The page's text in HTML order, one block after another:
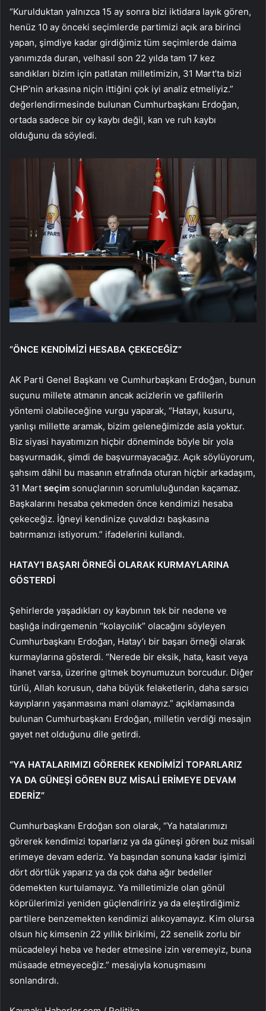
“Kurulduktan yalnızca 15 ay sonra bizi iktidara layık gören,
henüz 10 ay önceki seçimlerde partimizi açık ara birinci
yapan, şimdiye kadar girdiğimiz tüm seçimlerde daima
yanımızda duran, velhasıl son 22 yılda tam 17 kez
sandıkları bizim için patlatan milletimizin, 31 Mart’ta bizi
CHP’nin arkasına niçin ittiğini çok iyi analiz etmeliyiz.”
değerlendirmesinde bulunan Cumhurbaşkanı Erdoğan,
ortada sadece bir oy kaybı değil, kan ve ruh kaybı
olduğunu da söyledi.
“ÖNCE KENDİMİZİ HESABA ÇEKECEĞİZ”
AK Parti Genel Başkanı ve Cumhurbaşkanı Erdoğan, bunun
suçunu millete atmanın ancak acizlerin ve gafillerin
yöntemi olabileceğine vurgu yaparak, “Hatayı, kusuru,
yanlışı millette aramak, bizim geleneğimizde asla yoktur.
Biz siyasi hayatımızın hiçbir döneminde böyle bir yola
başvurmadık, şimdi de başvurmayacağız. Açık söylüyorum,
şahsım dâhil bu masanın etrafında oturan hiçbir arkadaşım,
31 Mart seçim sonuçlarının sorumluluğundan kaçamaz.
Başkalarını hesaba çekmeden önce kendimizi hesaba
çekeceğiz. İğneyi kendinize çuvaldızı başkasına
batırmanızı istiyorum.” ifadelerini kullandı.
HATAY’I BAŞARI ÖRNEĞİ OLARAK KURMAYLARINA
GÖSTERDİ
Şehirlerde yaşadıkları oy kaybının tek bir nedene ve
başlığa indirgemenin “kolaycılık” olacağını söyleyen
Cumhurbaşkanı Erdoğan, Hatay’ı bir başarı örneği olarak
kurmaylarına gösterdi. “Nerede bir eksik, hata, kasıt veya
ihanet varsa, üzerine gitmek boynumuzun borcudur. Diğer
türlü, Allah korusun, daha büyük felaketlerin, daha sarsıcı
kayıpların yaşanmasına mani olamayız.” açıklamasında
bulunan Cumhurbaşkanı Erdoğan, milletin verdiği mesajın
gayet net olduğunu dile getirdi.
“YA HATALARIMIZI GÖREREK KENDİMİZİ TOPARLARIZ
YA DA GÜNEŞİ GÖREN BUZ MİSALİ ERİMEYE DEVAM
EDERİZ”
Cumhurbaşkanı Erdoğan son olarak, “Ya hatalarımızı
görerek kendimizi toparlarız ya da güneşi gören buz misali
erimeye devam ederiz. Ya başından sonuna kadar işimizi
dört dörtlük yaparız ya da çok daha ağır bedeller
ödemekten kurtulamayız. Ya milletimizle olan gönül
köprülerimizi yeniden güçlendiririz ya da eleştirdiğimiz
partilere benzemekten kendimizi alıkoyamayız. Kim olursa
olsun hiç kimsenin 22 yıllık birikimi, 22 senelik zorlu bir
mücadeleyi heba ve heder etmesine izin veremeyiz, buna
müsaade etmeyeceğiz.” mesajıyla konuşmasını
sonlandırdı.